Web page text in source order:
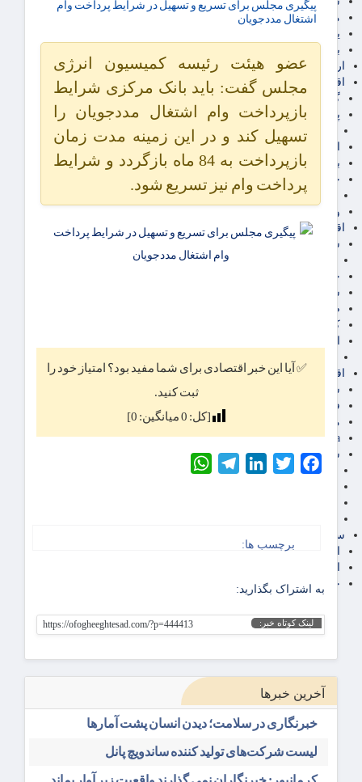
مالیات
یارانه و معیشت مردم
برق، آب و انرژی
ارز دیجیتال
اقتصاد اجتماعی
گردشگری
پزشکی، سلامت و زیبایی
بازنشستگان
حقوق و قضایی
دفتر وکیل
ورزشی
اقتصاد شهری و روستایی
شهر و مسکن و عمران
حمل و نقل
شهرک های صنعتی
صنایع غذایی
کشاورزی و دامداری
اقتصاد بین الملل
سیاسی
فارکس
مناطق آزاد تجاری
24intermedia
سایر اخبار اقتصادی
عمومی و سرگرمی
سایر رسانه ها
اقتصاد فارسی
خرید انواع دیزل ژنراتور
پیگیری مجلس برای تسریع و تسهیل در شرایط پرداخت وام
اشتغال مددجویان
عضو هیئت رئیسه کمیسیون انرژی
مجلس گفت: باید بانک مرکزی شرایط
بازپرداخت وام اشتغال مددجویان را
تسهیل کند و در این زمینه مدت زمان
بازپرداخت به 84 ماه بازگردد و شرایط
پرداخت وام نیز تسریع شود.
✅ آیا این خبر اقتصادی برای شما مفید بود؟ امتیاز خود را
ثبت کنید.
[کل: 0میانگین: 0
]
Facebook
Twitter
LinkedIn
Telegram
برچسب ها:
به اشتراک بگذارید:
لینک کوتاه خبر: https://ofogheeghtesad.com/?p=444413
آخرین خبرها
خبرنگاری در سلامت؛ دیدن انسان پشت آمارها
لیست شرکت‌های تولید کننده ساندویچ پانل